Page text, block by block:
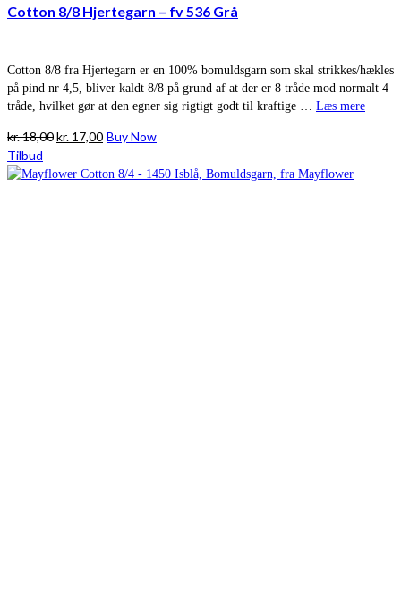
Cotton 8/8 Hjertegarn – fv 536 Grå
Cotton 8/8 fra Hjertegarn er en 100% bomuldsgarn som skal strikkes/hækles
på pind nr 4,5, bliver kaldt 8/8 på grund af at der er 8 tråde mod normalt 4
tråde, hvilket gør at den egner sig rigtigt godt til kraftige … Læs mere
kr.18,00Den
pris
kr. 17,00Den
pris
Buy Now
Tilbud